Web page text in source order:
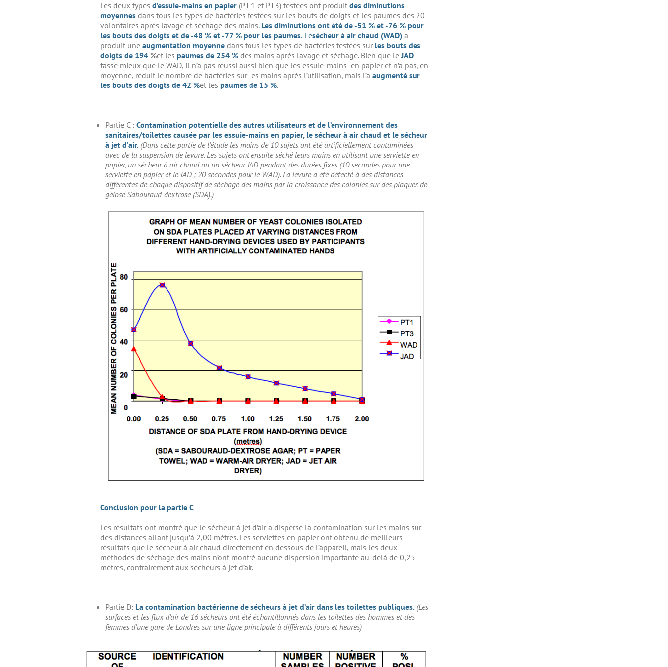
Les deux types d’essuie-mains en papier (PT 1 et PT3) testées ont produit des diminutions
moyennes dans tous les types de bactéries testées sur les bouts de doigts et les paumes des 20
volontaires après lavage et séchage des mains. Les diminutions ont été de -51 % et -76 % pour
les bouts des doigts et de -48 % et -77 % pour les paumes. Lesécheur à air chaud (WAD) a
produit une augmentation moyenne dans tous les types de bactéries testées sur les bouts des
doigts de 194 %et les paumes de 254 % des mains après lavage et séchage. Bien que leJAD
fasse mieux que le WAD, il n’a pas réussi aussi bien que les essuie-mains en papier et n’a pas, en
moyenne, réduit le nombre de bactéries sur les mains après l’utilisation, mais l’a augmenté sur
les bouts des doigts de 42 %et les paumes de 15 %.
Partie C : Contamination potentielle des autres utilisateurs et de l’environnement des
sanitaires/toilettes causée par les essuie-mains en papier, le sécheur à air chaud et le sécheur
à jet d’air. (Dans cette partie de l’étude les mains de 10 sujets ont été artificiellement contaminées
avec de la suspension de levure. Les sujets ont ensuite séché leurs mains en utilisant une serviette en
papier, un sécheur à air chaud ou un sécheur JAD pendant des durées fixes (10 secondes pour une
serviette en papier et le JAD ; 20 secondes pour le WAD). La levure a été détecté à des distances
différentes de chaque dispositif de séchage des mains par la croissance des colonies sur des plaques de
gélose Sabouraud-dextrose (SDA).)
Conclusion pour la partie C
Les résultats ont montré que le sécheur à jet d’air a dispersé la contamination sur les mains sur
des distances allant jusqu’à 2,00 mètres. Les serviettes en papier ont obtenu de meilleurs
résultats que le sécheur à air chaud directement en dessous de l’appareil, mais les deux
méthodes de séchage des mains n’ont montré aucune dispersion importante au-delà de 0,25
mètres, contrairement aux sécheurs à jet d’air.
Partie D: La contamination bactérienne de sécheurs à jet d’air dans les toilettes publiques. (Les
surfaces et les flux d’air de 16 sécheurs ont été échantillonnés dans les toilettes des hommes et des
femmes d’une gare de Londres sur une ligne principale à différents jours et heures)